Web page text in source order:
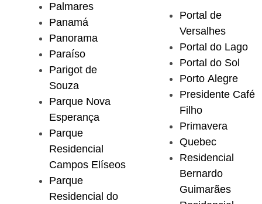
Palmares
Panamá
Panorama
Paraíso
Parigot de
Souza
Parque Nova
Esperança
Parque
Residencial
Campos Elíseos
Parque
Residencial do
Portal de
Versalhes
Portal do Lago
Portal do Sol
Porto Alegre
Presidente Café
Filho
Primavera
Quebec
Residencial
Bernardo
Guimarães